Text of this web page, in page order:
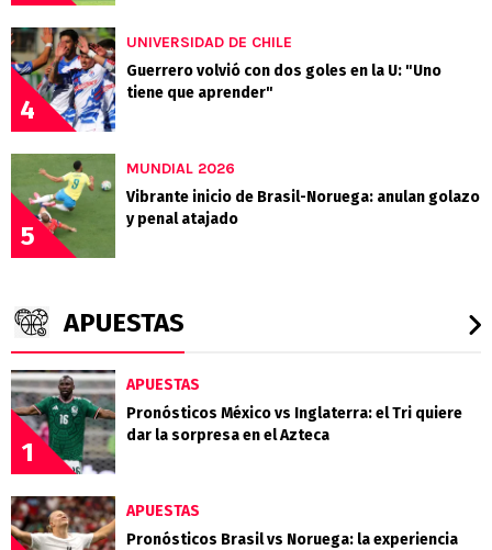
4
UNIVERSIDAD DE CHILE
Guerrero volvió con dos goles en la U: "Uno
tiene que aprender"
5
MUNDIAL 2026
Vibrante inicio de Brasil-Noruega: anulan golazo
y penal atajado
APUESTAS
1
APUESTAS
Pronósticos México vs Inglaterra: el Tri quiere
dar la sorpresa en el Azteca
APUESTAS
Pronósticos Brasil vs Noruega: la experiencia